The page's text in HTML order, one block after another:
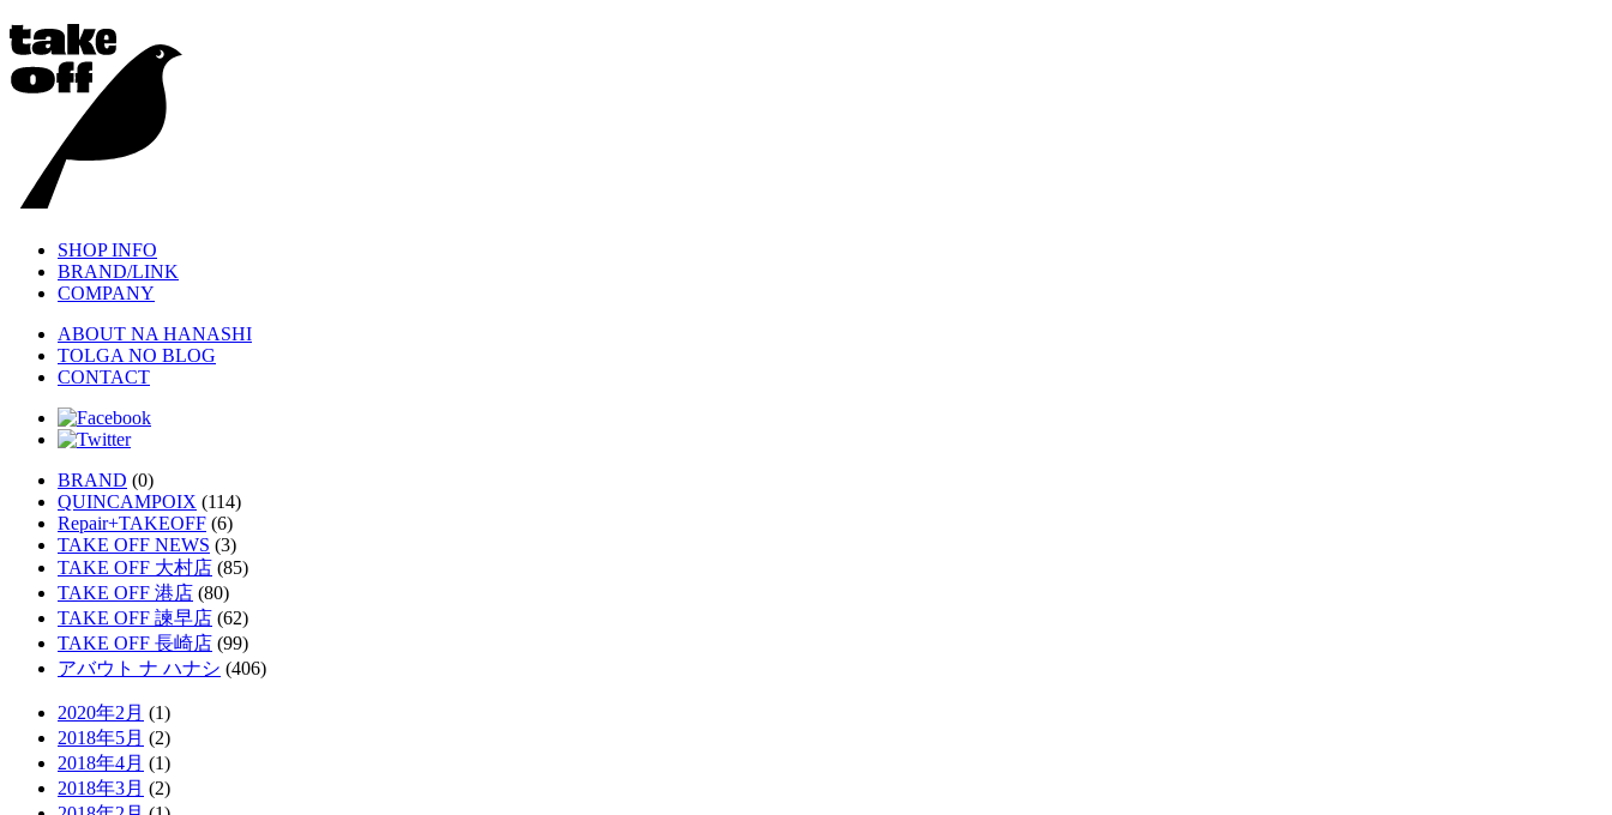
SHOP INFO
BRAND/LINK
COMPANY
ABOUT NA HANASHI
TOLGA NO BLOG
CONTACT
BRAND (0)
QUINCAMPOIX (114)
Repair+TAKEOFF (6)
TAKE OFF NEWS (3)
TAKE OFF 大村店 (85)
TAKE OFF 港店 (80)
TAKE OFF 諫早店 (62)
TAKE OFF 長崎店 (99)
アバウト ナ ハナシ (406)
2020年2月 (1)
2018年5月 (2)
2018年4月 (1)
2018年3月 (2)